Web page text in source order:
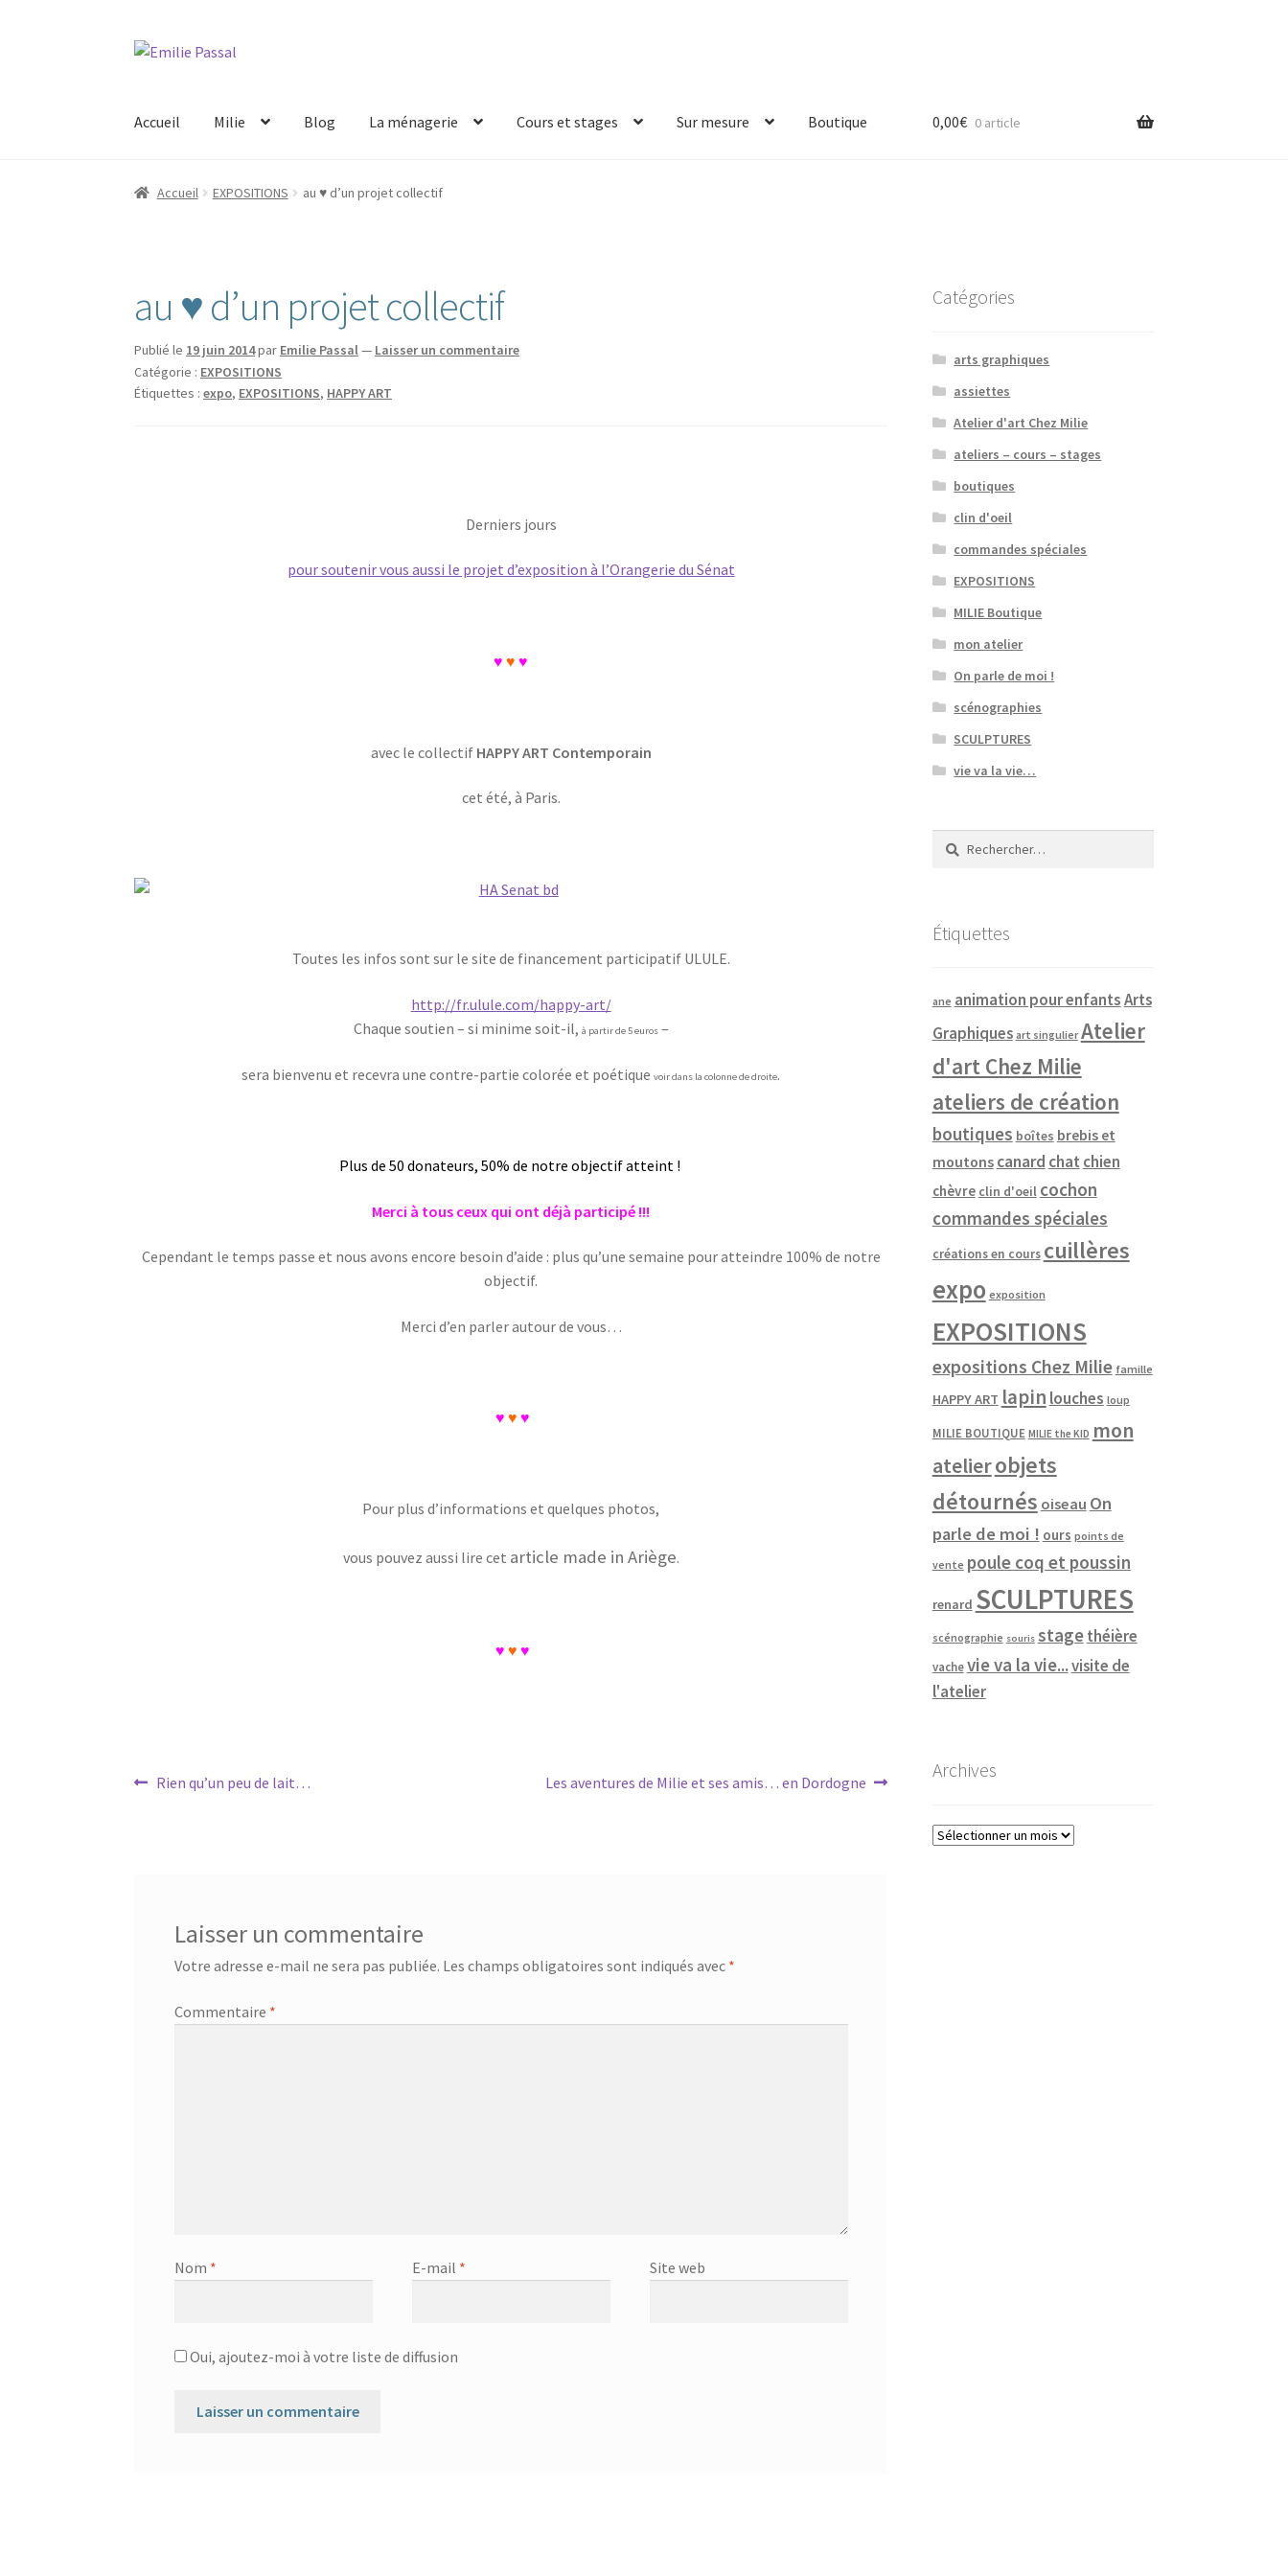
Aller
navigation
Aller
Accueil
Milie Blog La ménagerie Cours et stages Sur mesure Boutique 0,00€ 0 article
Accueil EXPOSITIONS au ♥ d’un projet collectif
au ♥ d’un projet collectif
Publié le 19 juin 2014par Emilie Passal— Laisser un commentaire
Catégorie : EXPOSITIONS
Étiquettes :expo, EXPOSITIONS, HAPPY ART
Derniers jours
pour soutenir vous aussi le projet d’exposition à l’Orangerie du Sénat
♥♥ ♥
avec le collectif HAPPY ART Contemporain
cet été, à Paris.
Toutes les infos sont sur le site de financement participatif ULULE.
http://fr.ulule.com/happy-art/
Chaque soutien – si minime soit-il, à partir de 5 euros–
sera bienvenu et recevra une contre-partie colorée et poétiquevoir dans la colonne de droite.
Plus de 50 donateurs, 50% de notre objectif atteint !
Merci à tous ceux qui ont déjà participé !!!
Cependant le temps passe et nous avons encore besoin d’aide : plus qu’une semaine pour atteindre 100% de notre
objectif.
Merci d’en parler autour de vous…
♥ ♥ ♥
Pour plus d’informations et quelques photos,
vous pouvez aussi lire cet article made in Ariège.
♥ ♥ ♥
Navigation
Article
Rien qu’un peu de lait…
Article
Les aventures de Milie et ses amis… en Dordogne
Laisser un commentaire
Votre adresse e-mail ne sera pas publiée. Les champs obligatoires sont indiqués avec *
Commentaire *
Nom * E-mail * Site web
Oui, ajoutez-moi à votre liste de diffusion
Catégories
arts graphiques
assiettes
Atelier d'art Chez Milie
ateliers – cours – stages
boutiques
clin d'oeil
commandes spéciales
EXPOSITIONS
MILIE Boutique
mon atelier
On parle de moi !
scénographies
SCULPTURES
vie va la vie…
Rechercher :
Étiquettes
ane animation pour enfantsArts
Graphiques art singulier Atelier
d'art Chez Milie
ateliers de création
boutiques boîtes brebis et
moutons canard chat chien
chèvre clin d'oeil cochon
commandes spéciales
créations en cours cuillères
expo exposition
EXPOSITIONS
expositions Chez Milie famille
HAPPY ART lapin louches loup
MILIE BOUTIQUE MILIE the KID mon
atelierobjets
détournés oiseau On
parle de moi ! ours points de
vente poule coq et poussin
renard SCULPTURES
scénographie souris stagethéière
vache vie va la vie...visite de
l'atelier
Archives
Archives